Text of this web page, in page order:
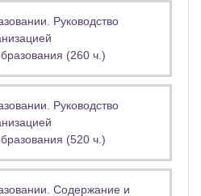
Руководство
(260 ч.)
Руководство
(520 ч.)
Содержание и